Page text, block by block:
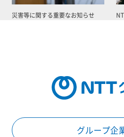
災害等に関する重要なお知らせ
グループ企